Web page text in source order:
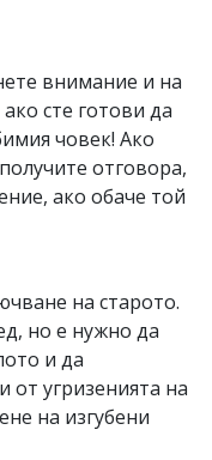
внимание и на
сте готови да
човек! Ако
отговора,
ако обаче той
на старото.
но е нужно да
и да
угризенията на
на изгубени